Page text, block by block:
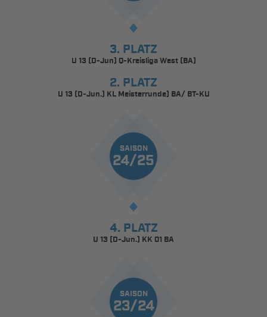
3. PLATZ
U 13 (D-Jun) Q-Kreisliga West (BA)
2. PLATZ
U 13 (D-Jun.) KL Meisterrunde) BA/ BT-KU
SAISON
24/25
4. PLATZ
U 13 (D-Jun.) KK 01 BA
SAISON
23/24